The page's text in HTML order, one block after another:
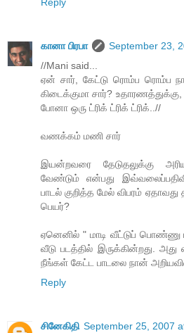
கானா பிரபா
September 23,
//Mani said...
ஏன் சார், கேட்டு ரொம்ப ரொம்ப
கிடைக்குமா சார்? உதாரணத்துக்கு,
போனா ஒரு ட்ரிக் ட்ரிக் ட்ரிக்..//
வணக்கம் மணி சார்
இயன்றவரை தேடுதலுக்கு
வேண்டும் என்பது
பாடல் குறித்த மேல் விபரம் ஏதாவது
பெயர்?
ஏனெனில் " மாடி வீட்டுப் பொண்ணு
வீடு படத்தில் இருக்கின்றது.
நீங்கள் கேட்ட பாடலை நான்
Reply
சினேகிதி September 25, 2007